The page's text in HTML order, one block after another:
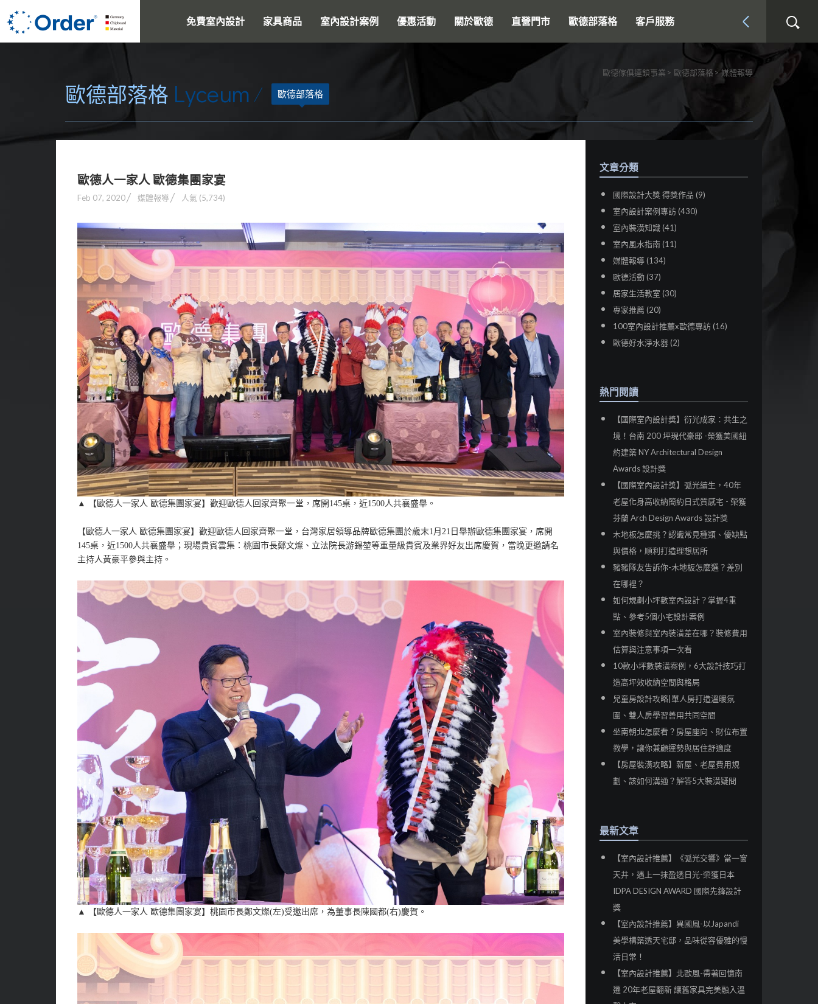
免費室內設計 家具商品 室內設計案例 優惠活動 關於歐德 直營門市 歐德部落格 客戶服務
搜尋
歐德傢俱連鎖事業 歐德部落格 媒體報導
歐德部落格 Lyceum 歐德部落格
歐德人一家人 歐德集團家宴
Feb 07, 2020 媒體報導 人氣 (5,734)
▲ 【歐德人一家人 歐德集團家宴】歡迎歐德人回家齊聚一堂，席開145桌，近1500人共襄盛舉。
【歐德人一家人 歐德集團家宴】歡迎歐德人回家齊聚一堂，台灣家居領導品牌歐德集團於歲末1月21日舉辦歐德集團家宴，席開
145桌，近1500人共襄盛舉；現場貴賓雲集：桃園市長鄭文燦、立法院長游錫堃等重量級貴賓及業界好友出席慶賀，當晚更邀請名
主持人黃豪平參與主持。
▲ 【歐德人一家人 歐德集團家宴】桃園市長鄭文燦(左)受邀出席，為董事長陳國都(右)慶賀。
文章分類
國際設計大獎 得獎作品 (9)
室內設計案例專訪 (430)
室內裝潢知識 (41)
室內風水指南 (11)
媒體報導 (134)
歐德活動 (37)
居家生活教室 (30)
專家推薦 (20)
100室內設計推薦x歐德專訪 (16)
歐德好水淨水器 (2)
熱門閱讀
【國際室內設計獎】衍光成家：共生之
境！台南 200 坪現代豪邸 -榮獲美國紐
約建築 NY Architectural Design
Awards 設計獎
【國際室內設計獎】弧光續生，40年
老屋化身高收納簡約日式質感宅 - 榮獲
芬蘭 Arch Design Awards 設計獎
木地板怎麼挑？認識常見種類、優缺點
與價格，順利打造理想居所
豬豬隊友告訴你-木地板怎麼選？差別
在哪裡？
如何規劃小坪數室內設計？掌握4重
點、參考5個小宅設計案例
室內裝修與室內裝潢差在哪？裝修費用
估算與注意事項一次看
10款小坪數裝潢案例，6大設計技巧打
造高坪效收納空間與格局
兒童房設計攻略|單人房打造溫暖氛
圍、雙人房學習善用共同空間
坐南朝北怎麼看？房屋座向、財位布置
教學，讓你兼顧運勢與居住舒適度
【房屋裝潢攻略】新屋、老屋費用規
劃、該如何溝通？解答5大裝潢疑問
最新文章
【室內設計推薦】《弧光交響》當一窗
天井，遇上一抹盈透日光-榮獲日本
IDPA DESIGN AWARD 國際先鋒設計
獎
【室內設計推薦】異國風-以Japandi
美學構築透天宅邸，品味從容優雅的慢
活日常！
【室內設計推薦】北歐風-帶著回憶南
遷 20年老屋翻新 讓舊家具完美融入溫